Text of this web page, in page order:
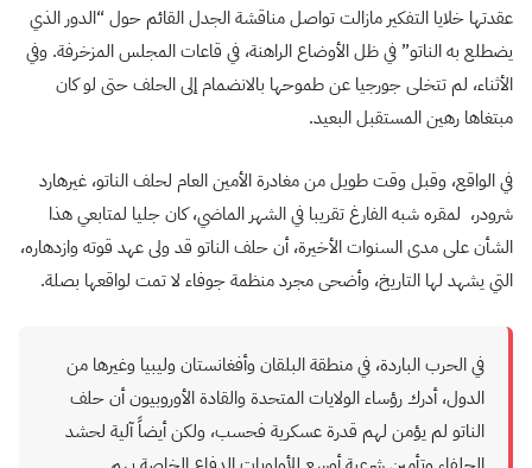
عقدتها خلايا التفكير مازالت تواصل مناقشة الجدل القائم حول “الدور الذي
يضطلع به الناتو” في ظل الأوضاع الراهنة، في قاعات المجلس المزخرفة. وفي
الأثناء، لم تتخلى جورجيا عن طموحها بالانضمام إلى الحلف حتى لو كان
مبتغاها رهين المستقبل البعيد.
في الواقع، وقبل وقت طويل من مغادرة الأمين العام لحلف الناتو، غيرهارد
شرودر، لمقره شبه الفارغ تقريبا في الشهر الماضي، كان جليا لمتابعي هذا
الشأن على مدى السنوات الأخيرة، أن حلف الناتو قد ولى عهد قوته وازدهاره،
التي يشهد لها التاريخ، وأضحى مجرد منظمة جوفاء لا تمت لواقعها بصلة.
في الحرب الباردة، في منطقة البلقان وأفغانستان وليبيا وغيرها من
الدول، أدرك رؤساء الولايات المتحدة والقادة الأوروبيون أن حلف
الناتو لم يؤمن لهم قدرة عسكرية فحسب، ولكن أيضاً آلية لحشد